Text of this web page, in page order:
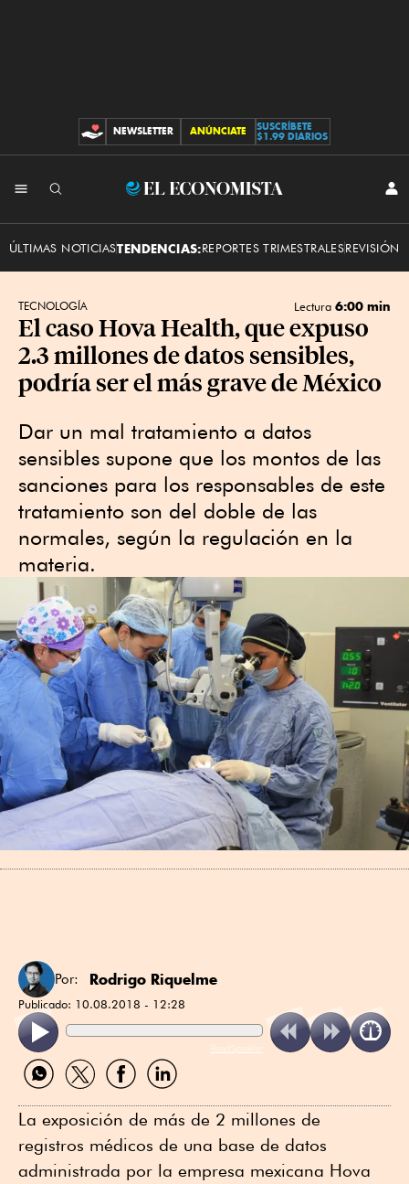
CONTRIBUCIONES
NEWSLETTER ANÚNCIATE
SUSCRÍBETE
$1.99 DIARIOS
El
ÚLTIMAS NOTICIASTENDENCIAS:REPORTES TRIMESTRALESREVISIÓN
TECNOLOGÍA Lectura 6:00 min
El caso Hova Health, que expuso
2.3 millones de datos sensibles,
podría ser el más grave de México
Dar un mal tratamiento a datos
sensibles supone que los montos de las
sanciones para los responsables de este
tratamiento son del doble de las
normales, según la regulación en la
materia.
Por: Rodrigo Riquelme
Publicado: 10.08.2018 - 12:28
ReadSpeaker
Compartir
por
Compartir
por
Compartir
por
Compartir
por
La exposición de más de 2 millones de
registros médicos de una base de datos
administrada por la empresa mexicana Hova